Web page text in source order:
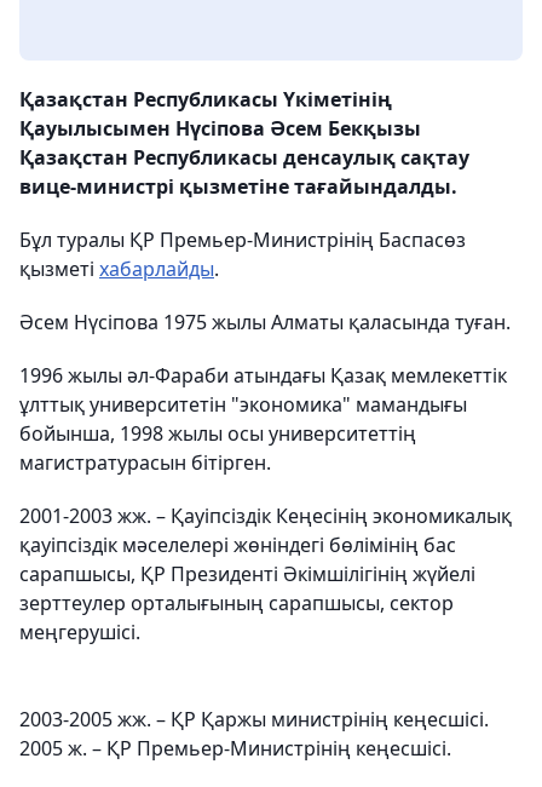
Қазақстан Республикасы Үкіметінің
Қауылысымен Нүсіпова Әсем Бекқызы
Қазақстан Республикасы денсаулық сақтау
вице-министрі қызметіне тағайындалды.
Бұл туралы ҚР Премьер-Министрінің Баспасөз
қызметі хабарлайды.
Әсем Нүсіпова 1975 жылы Алматы қаласында туған.
1996 жылы әл-Фараби атындағы Қазақ мемлекеттік
ұлттық университетін "экономика" мамандығы
бойынша, 1998 жылы осы университеттің
магистратурасын бітірген.
2001-2003 жж. – Қауіпсіздік Кеңесінің экономикалық
қауіпсіздік мәселелері жөніндегі бөлімінің бас
сарапшысы, ҚР Президенті Әкімшілігінің жүйелі
зерттеулер орталығының сарапшысы, сектор
меңгерушісі.
2003-2005 жж. – ҚР Қаржы министрінің кеңесшісі.
2005 ж. – ҚР Премьер-Министрінің кеңесшісі.